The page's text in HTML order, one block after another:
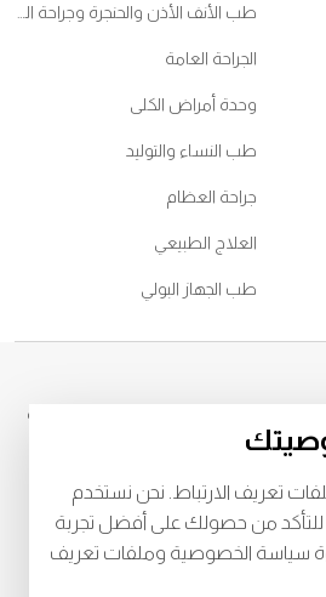
الجراحة العامة
وحدة أمراض الكلى
طب النساء والتوليد
جراحة العظام
العلاج الطبيعي
طب الجهاز البولي
لمركز برجيل الطبي، الشامخة ، تصريح وزارة
دائرة الصحة رقم
البنود و الظروف
Download Burjeel
تعريف الارتباط. نحن نستخدم
للتأكد من حصولك على أفضل تجربة
سياسة الخصوصية وملفات تعريف